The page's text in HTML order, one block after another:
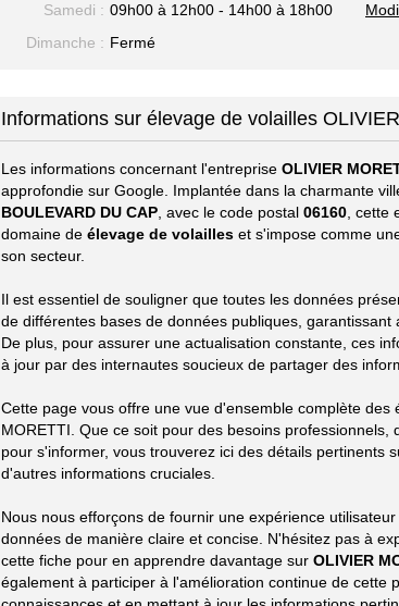
Samedi : 09h00 à 12h00 - 14h00 à 18h00
Dimanche : Fermé
Informations sur élevage de volailles
Les informations concernant l'entreprise OLIVIER
approfondie sur Google. Implantée dans la charmante
BOULEVARD DU CAP , avec le code postal 06160 ,
domaine de élevage de volailles et s'impose comme
son secteur.
Il est essentiel de souligner que toutes les données
de différentes bases de données publiques, garantissant
De plus, pour assurer une actualisation constante, ces
à jour par des internautes soucieux de partager des
Cette page vous offre une vue d'ensemble complète des
MORETTI. Que ce soit pour des besoins professionnels,
pour s'informer, vous trouverez ici des détails pertinents
d'autres informations cruciales.
Nous nous efforçons de fournir une expérience
données de manière claire et concise. N'hésitez pas à
cette fiche pour en apprendre davantage sur OLIVIER
également à participer à l'amélioration continue de cette